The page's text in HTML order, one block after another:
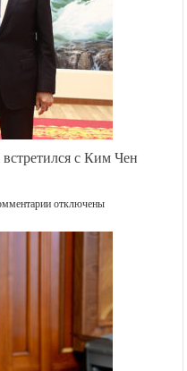
с Ким Чен
к
Премьер
Ким
Чен
Ыном
отключены